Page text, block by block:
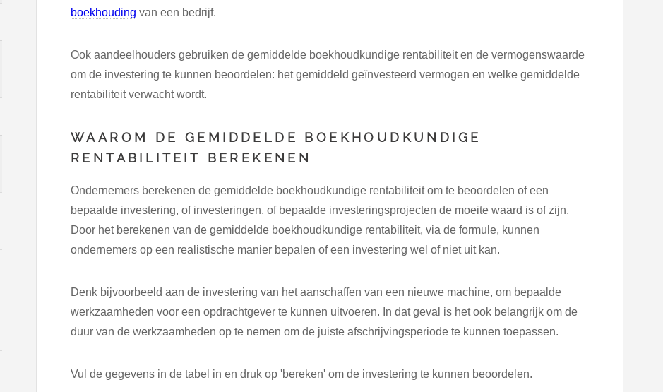
boekhouding van een bedrijf.
Ook aandeelhouders gebruiken de gemiddelde boekhoudkundige rentabiliteit en de vermogenswaarde
om de investering te kunnen beoordelen: het gemiddeld geïnvesteerd vermogen en welke gemiddelde
rentabiliteit verwacht wordt.
WAAROM DE GEMIDDELDE BOEKHOUDKUNDIGE
RENTABILITEIT BEREKENEN
Ondernemers berekenen de gemiddelde boekhoudkundige rentabiliteit om te beoordelen of een
bepaalde investering, of investeringen, of bepaalde investeringsprojecten de moeite waard is of zijn.
Door het berekenen van de gemiddelde boekhoudkundige rentabiliteit, via de formule, kunnen
ondernemers op een realistische manier bepalen of een investering wel of niet uit kan.
Denk bijvoorbeeld aan de investering van het aanschaffen van een nieuwe machine, om bepaalde
werkzaamheden voor een opdrachtgever te kunnen uitvoeren. In dat geval is het ook belangrijk om de
duur van de werkzaamheden op te nemen om de juiste afschrijvingsperiode te kunnen toepassen.
Vul de gegevens in de tabel in en druk op 'bereken' om de investering te kunnen beoordelen.